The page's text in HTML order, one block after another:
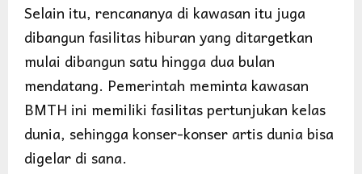
Selain itu, rencananya di kawasan itu juga
dibangun fasilitas hiburan yang ditargetkan
mulai dibangun satu hingga dua bulan
mendatang. Pemerintah meminta kawasan
BMTH ini memiliki fasilitas pertunjukan kelas
dunia, sehingga konser-konser artis dunia bisa
digelar di sana.